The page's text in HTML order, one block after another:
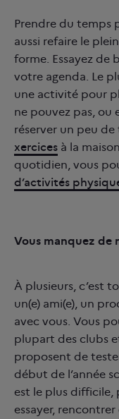
Prendre du temps
aussi refaire le
forme. Essayez de
votre agenda. Le
une activité pour
ne pouvez pas, ou
réserver un peu
xercices à la
quotidien, vous
d’activités
Vous manquez de
À plusieurs, c’est
un(e) ami(e), un
avec vous. Vous
plupart des clubs
proposent de
début de l’année
est le plus difficile,
essayer,